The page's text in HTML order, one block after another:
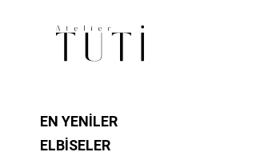
EN YENİLER
ELBİSELER